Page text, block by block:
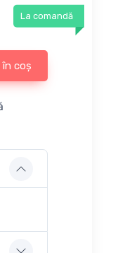
La comandă
în coș